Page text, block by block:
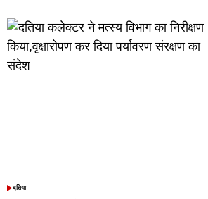
POSTED
दतिया